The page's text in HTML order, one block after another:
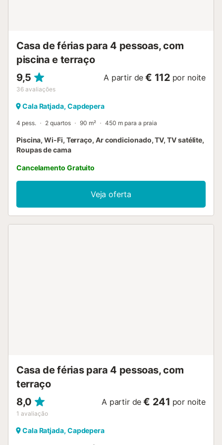
Casa de férias para 4 pessoas, com
piscina e terraço
9,5
36 avaliações
A partir de € 112 por noite
Cala Ratjada, Capdepera
4 pess. 2 quartos 90 m² 450 m para a praia
Piscina, Wi-Fi, Terraço, Ar condicionado, TV, TV satélite,
Roupas de cama
Cancelamento Gratuito
Veja oferta
Casa de férias para 4 pessoas, com
terraço
8,0
1 avaliação
A partir de € 241 por noite
Cala Ratjada, Capdepera